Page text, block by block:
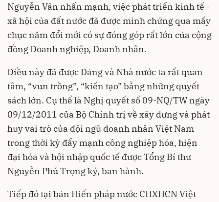
Nguyễn Vân nhấn mạnh, việc phát triển kinh tế -
xã hội của đất nước đã được minh chứng qua mấy
chục năm đổi mới có sự đóng góp rất lớn của cộng
đồng Doanh nghiệp, Doanh nhân.
Điều này đã được Đảng và Nhà nước ta rất quan
tâm, “vun trồng”, “kiến tạo” bằng những quyết
sách lớn. Cụ thể là Nghị quyết số 09-NQ/TW ngày
09/12/2011 của Bộ Chính trị về xây dựng và phát
huy vai trò của đội ngũ doanh nhân Việt Nam
trong thời kỳ đẩy mạnh công nghiệp hóa, hiện
đại hóa và hội nhập quốc tế được Tổng Bí thư
Nguyễn Phú Trọng ký, ban hành.
Tiếp đó tại bản Hiến pháp nước CHXHCN Việt